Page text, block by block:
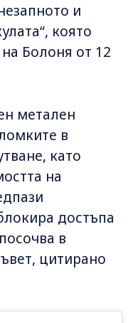
и
която
Болоня от 12
метален
в
като
на
достъпа
в
цитирано